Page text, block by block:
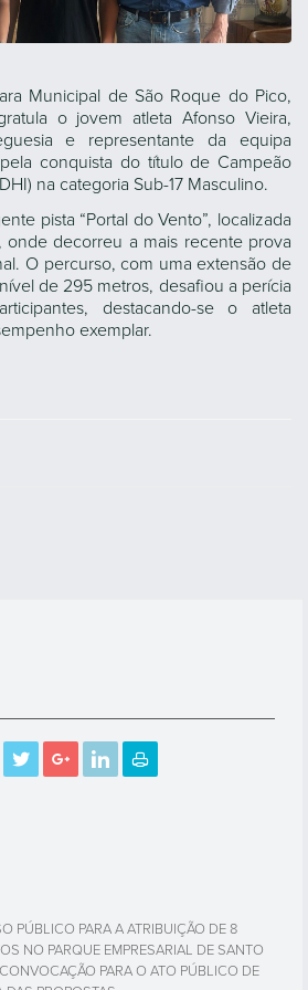
Municipal de São Roque do Pico,
o jovem atleta Afonso Vieira,
e representante da equipa
conquista do título de Campeão
na categoria Sub-17 Masculino.
pista “Portal do Vento”, localizada
onde decorreu a mais recente prova
O percurso, com uma extensão de
de 295 metros, desafiou a perícia
destacando-se o atleta
exemplar.
PÚBLICO PARA A ATRIBUIÇÃO DE 8
NO PARQUE EMPRESARIAL DE SANTO
PARA O ATO PÚBLICO DE